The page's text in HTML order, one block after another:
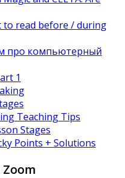
to read before / during
про компьютерный
1
Teaching Tips
Stages
Points + Solutions